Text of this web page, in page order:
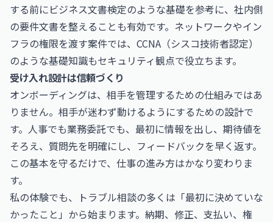
する前にビジネス文書検定のような基礎を参考に、社内側
の要件文書を整えることも有効です。ネットワークやイン
フラの権限を渡す案件では、 CCNA（シスコ技術者認定）
のような基礎知識もセキュリティ観点で役立ちます。
受け入れ設計は信頼づくり
オンボーディングは、相手を管理するための仕組みではあ
りません。相手が迷わず動けるようにするための設計で
す。人事でも業務委託でも、最初に情報を出し、期待値を
そろえ、質問先を明確にし、フィードバックを早く返す。
この基本を守るだけで、仕事の進み方はかなり変わりま
す。
私の体験でも、トラブル相談の多くは「最初に決めていな
かったこと」から始まります。納期、修正、支払い、権